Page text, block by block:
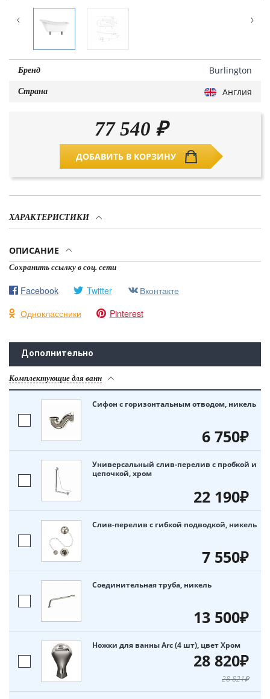
Бренд Burlington
Страна Англия
77 540 ₽
ДОБАВИТЬ В КОРЗИНУ
ХАРАКТЕРИСТИКИ
ОПИСАНИЕ
Сохранить ссылку в соц. сети
Facebook Twitter
Вконтакте
Одноклассники
Pinterest
Дополнительно
Комплектующие для ванн
Сифон с горизонтальным отводом, никель
6 750₽
Универсальный слив-перелив с пробкой и
цепочкой, хром
22 190₽
Слив-перелив с гибкой подводкой, никель
7 550₽
Соединительная труба, никель
13 500₽
Ножки для ванны Arc (4 шт), цвет Хром
28 820₽
28 821₽